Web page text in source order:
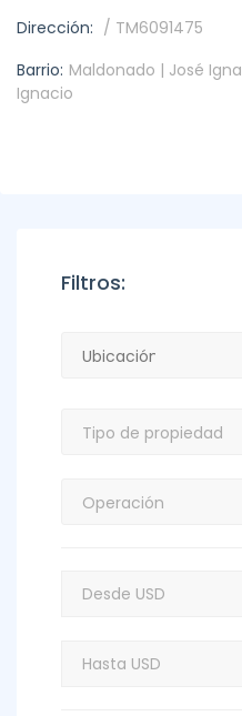
Dirección: / TM6091475
Barrio: Maldonado | José
Ignacio
Filtros: